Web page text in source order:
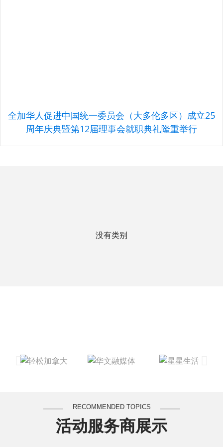
全加华人促进中国统一委员会（大多伦多区）成立25
周年庆典暨第12届理事会就职典礼隆重举行
没有类别
RECOMMENDED TOPICS
活动服务商展示